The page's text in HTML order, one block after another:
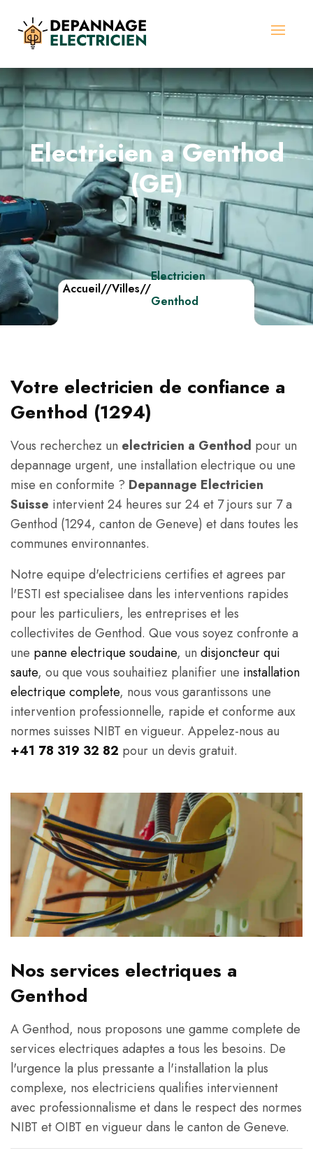
Electricien a Genthod
(GE)
Accueil//Villes//
Electricien
Genthod
Votre electricien de confiance a
Genthod (1294)
Vous recherchez un electricien a Genthod pour un
depannage urgent, une installation electrique ou une
mise en conformite ? Depannage Electricien
Suisse intervient 24 heures sur 24 et 7 jours sur 7 a
Genthod (1294, canton de Geneve) et dans toutes les
communes environnantes.
Notre equipe d'electriciens certifies et agrees par
l'ESTI est specialisee dans les interventions rapides
pour les particuliers, les entreprises et les
collectivites de Genthod. Que vous soyez confronte a
une panne electrique soudaine, un disjoncteur qui
saute, ou que vous souhaitiez planifier une installation
electrique complete, nous vous garantissons une
intervention professionnelle, rapide et conforme aux
normes suisses NIBT en vigueur. Appelez-nous au
+41 78 319 32 82 pour un devis gratuit.
Nos services electriques a
Genthod
A Genthod, nous proposons une gamme complete de
services electriques adaptes a tous les besoins. De
l'urgence la plus pressante a l'installation la plus
complexe, nos electriciens qualifies interviennent
avec professionnalisme et dans le respect des normes
NIBT et OIBT en vigueur dans le canton de Geneve.